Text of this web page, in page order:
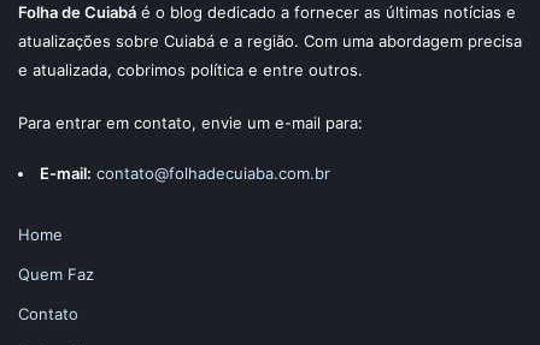
Folha de Cuiabá é o blog dedicado a fornecer as últimas notícias e
atualizações sobre Cuiabá e a região. Com uma abordagem precisa
e atualizada, cobrimos política e entre outros.
Para entrar em contato, envie um e-mail para:
E-mail: contato@folhadecuiaba.com.br
Home
Quem Faz
Contato